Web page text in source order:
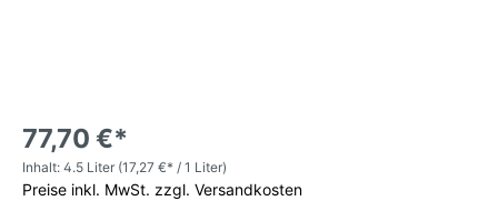
77,70 €*
Inhalt: 4.5 Liter (17,27 €* / 1 Liter)
Preise inkl. MwSt. zzgl. Versandkosten